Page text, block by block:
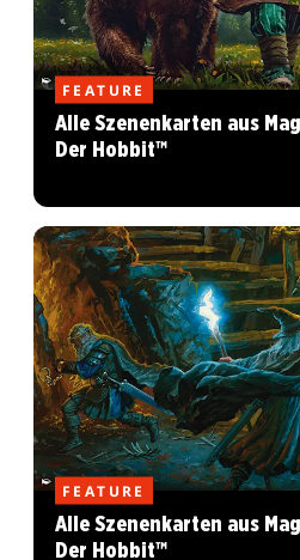
FEATURE
Alle Szenenkarten aus
Der Hobbit™
FEATURE
Alle Szenenkarten aus
Der Hobbit™